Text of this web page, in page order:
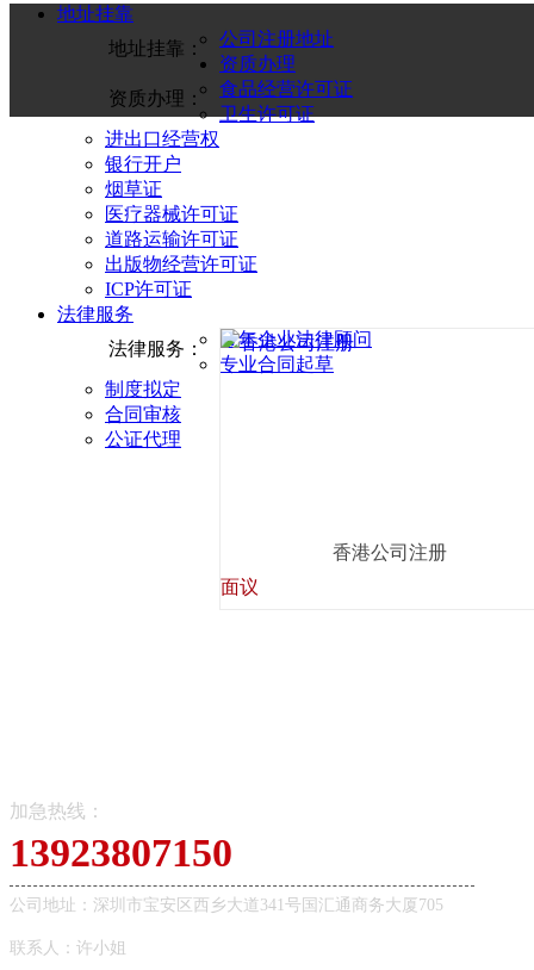
地址挂靠
地址挂靠：
公司注册地址
资质办理
资质办理：
食品经营许可证
卫生许可证
进出口经营权
银行开户
烟草证
医疗器械许可证
道路运输许可证
出版物经营许可证
ICP许可证
法律服务
法律服务：
常年企业法律顾问
专业合同起草
制度拟定
合同审核
公证代理
香港公司注册
面议
加急热线：
13923807150
公司地址：深圳市宝安区西乡大道341号国汇通商务大厦705
联系人：许小姐